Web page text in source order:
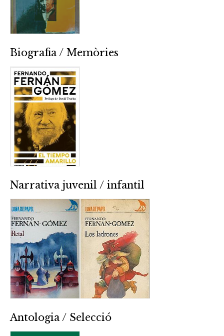
Biografia / Memòries
Narrativa juvenil / infantil
Antologia / Selecció